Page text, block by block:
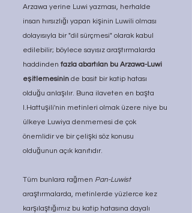
Arzawa yerine Luwi yazması, herhalde
insan hırsızlığı yapan kişinin Luwili olması
dolayısıyla bir "dil sürçmesi" olarak kabul
edilebilir; böylece sayısız araştırmalarda
haddinden fazla abartılan bu Arzawa-Luwi
eşitlemesinin de basit bir katip hatası
olduğu anlaşılır. Buna ilaveten en başta
I.Hattuşili'nin metinleri olmak üzere niye bu
ülkeye Luwiya denmemesi de çok
önemlidir ve bir çelişki söz konusu
olduğunun açık kanıtıdır.
Tüm bunlara rağmen Pan-Luwist
araştırmalarda, metinlerde yüzlerce kez
karşılaştığımız bu katip hatasına dayalı